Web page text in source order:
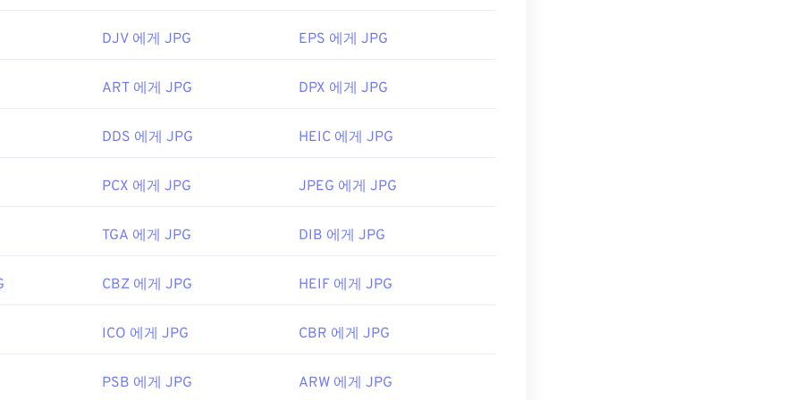
9월 18일
용하여 이미지에서 색상을 선택하세요
DJV 에게 JPG EPS 에게 JPG
ART 에게 JPG DPX 에게 JPG
DDS 에게 JPG HEIC 에게 JPG
PCX 에게 JPG JPEG 에게 JPG
TGA 에게 JPG DIB 에게 JPG
CBZ 에게 JPG HEIF 에게 JPG
ICO 에게 JPG CBR 에게 JPG
PSB 에게 JPG ARW 에게 JPG